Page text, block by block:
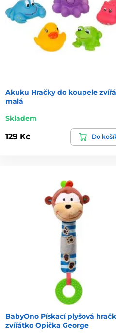
Akuku Hračky do koupele
malá
Skladem
129 Kč Do
BabyOno Pískací plyšová
zvířátko Opička George